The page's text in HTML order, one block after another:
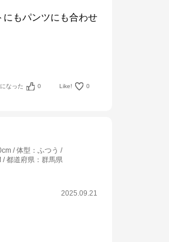
もパンツにも合わせ
なった 0 Like! 0
体型 ： ふつう
都道府県 ： 群馬県
2025.09.21